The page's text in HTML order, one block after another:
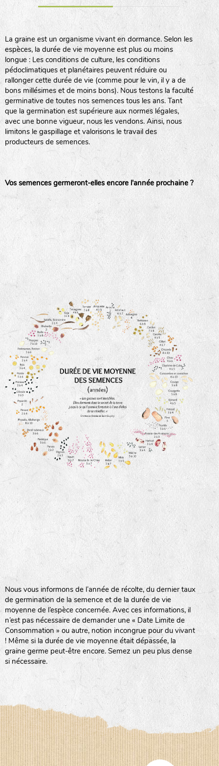
BINGENHEIMER SAATGUT (BGH)
www.bingenheimersaatgut.de
DE BOLSTER (DBO)
www.bolster.nl
GRAINE DEL PAÏS (GDP)
www.grainesdelpais.com
JARDIN EN’VIE (JEV)
LA BOITE A GRAINES (LBAG)
La graine est un organisme vivant en dormance. Selon les
espèces, la durée de vie moyenne est plus ou moins
longue : Les conditions de culture, les conditions
pédoclimatiques et planétaires peuvent réduire ou
rallonger cette durée de vie (comme pour le vin, il y a de
bons millésimes et de moins bons). Nous testons la faculté
germinative de toutes nos semences tous les ans. Tant
que la germination est supérieure aux normes légales,
avec une bonne vigueur, nous les vendons. Ainsi, nous
limitons le gaspillage et valorisons le travail des
producteurs de semences.
Vos semences germeront-elles encore l'année prochaine ?
Nous vous informons de l’année de récolte, du dernier taux
de germination de la semence et de la durée de vie
moyenne de l’espèce concernée. Avec ces informations, il
n’est pas nécessaire de demander une « Date Limite de
Consommation » ou autre, notion incongrue pour du vivant
! Même si la durée de vie moyenne était dépassée, la
graine germe peut-être encore. Semez un peu plus dense
si nécessaire.
LA RÉFÉRENCE : 20BPA1A (en haut à gauche)
F : Fleurs.
Les autres catégories étant :
: Engrais vert
: Légumes
: Aromatiques
BEL : Code de la variété
(Ici Belle de nuit)
(ici 2020)
BPA : Initiales du producteur ou du fournisseur de la
semence.
1 : Numéro d’ordre du lot
A : Sans calibre.
G: Gros
M : Moyen calibre
P: Petit calibre
haies
zone sauvage
tas de compost
animaux domestiques
animaux sauvages
biodiversité cultivée
Légumes feuilles
Légumes racines
Plantes aromatiques